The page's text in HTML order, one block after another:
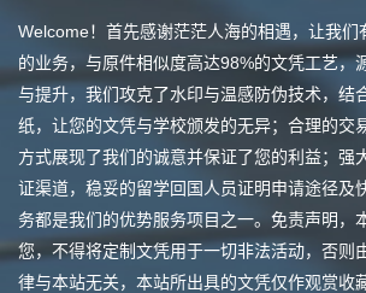
Welcome！首先感谢茫茫人海的相遇，让我们
的业务，与原件相似度高达98%的文凭工艺，
与提升，我们攻克了水印与温感防伪技术，结
纸，让您的文凭与学校颁发的无异；合理的交
方式展现了我们的诚意并保证了您的利益；强
证渠道，稳妥的留学回国人员证明申请途径及
务都是我们的优势服务项目之一。免责声明，
您，不得将定制文凭用于一切非法活动，否则
律与本站无关，本站所出具的文凭仅作观赏收